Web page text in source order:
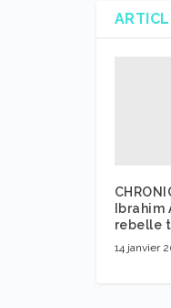
rebelle
14 janvier